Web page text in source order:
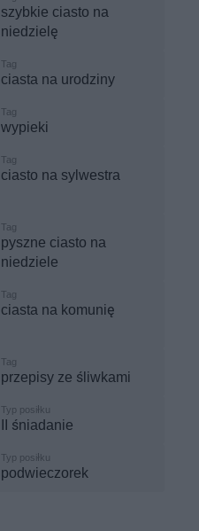
szybkie ciasto na
niedzielę
ciasta na urodziny
wypieki
ciasto na sylwestra
pyszne ciasto na
niedziele
ciasta na komunię
przepisy ze śliwkami
II śniadanie
podwieczorek